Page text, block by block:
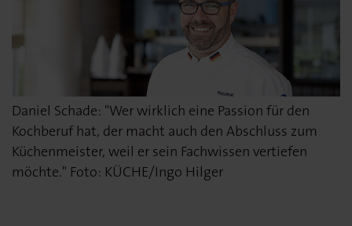
Daniel Schade: "Wer wirklich eine Passion für den
Kochberuf hat, der macht auch den Abschluss zum
Küchenmeister, weil er sein Fachwissen vertiefen
möchte." Foto: KÜCHE/Ingo Hilger